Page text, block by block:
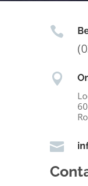


